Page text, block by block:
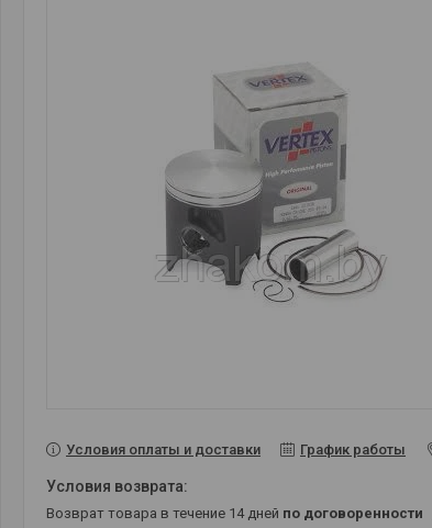
Условия оплаты и доставки График работы
возврат товара в течение 14 дней по договоренности